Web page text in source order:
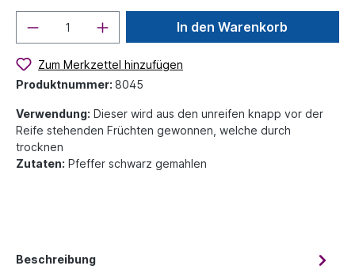
In den Warenkorb
Zum Merkzettel hinzufügen
Produktnummer: 8045
Verwendung: Dieser wird aus den unreifen knapp vor der
Reife stehenden Früchten gewonnen, welche durch
trocknen
Zutaten: Pfeffer schwarz gemahlen
Beschreibung